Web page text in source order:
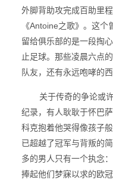
外脚背助攻完成百助里
《Antoine之歌》。这
留给俱乐部的是一段掏
止足球。那些凌晨六点
队友，还有永远咆哮的
关于传奇的争论或许
纪录，有人耿耿于怀巴
科克抱着他哭得像孩子
已超越了冠军与背叛的
多的男人只有一个执念
捧起他们梦寐以求的欧冠